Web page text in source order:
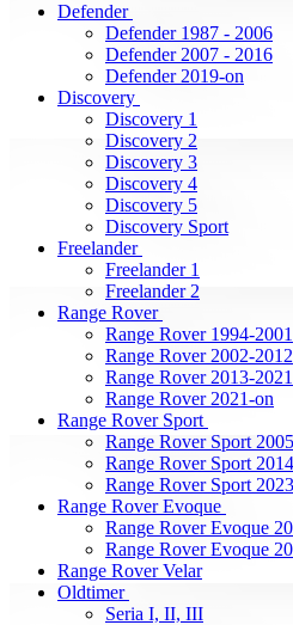
Defender
Defender 1987 - 2006
Defender 2007 - 2016
Defender 2019-on
Discovery
Discovery 1
Discovery 2
Discovery 3
Discovery 4
Discovery 5
Discovery Sport
Freelander
Freelander 1
Freelander 2
Range Rover
Range Rover 1994-2001
Range Rover 2002-2012
Range Rover 2013-2021
Range Rover 2021-on
Range Rover Sport
Range Rover Sport
Range Rover Sport
Range Rover Sport
Range Rover Evoque
Range Rover Evoque
Range Rover Evoque
Range Rover Velar
Oldtimer
Seria I, II, III